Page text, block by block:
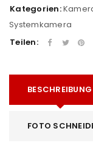
Kategorien:
Systemkamera
Teilen:
BESCHREIBUNG
FOTO